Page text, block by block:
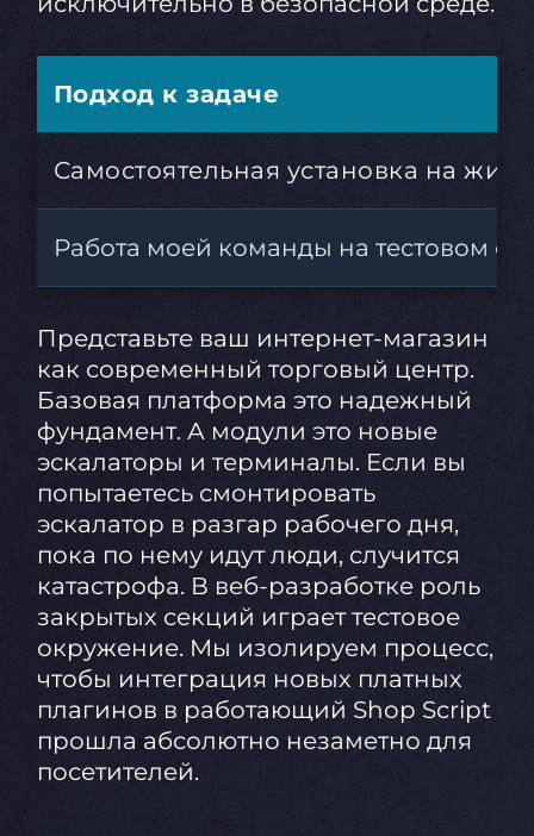
Подход к задаче
Самостоятельная установка на
Работа моей команды на тестовом
Представьте ваш интернет-магазин
как современный торговый центр.
Базовая платформа это надежный
фундамент. А модули это новые
эскалаторы и терминалы. Если вы
попытаетесь смонтировать
эскалатор в разгар рабочего дня,
пока по нему идут люди, случится
катастрофа. В веб-разработке роль
закрытых секций играет тестовое
окружение. Мы изолируем процесс,
чтобы интеграция новых платных
плагинов в работающий Shop Script
прошла абсолютно незаметно для
посетителей.